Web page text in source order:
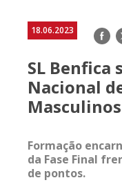
18.06.2023
SL Benfica
Nacional
Masculinos
Formação
da Fase Final
de pontos.